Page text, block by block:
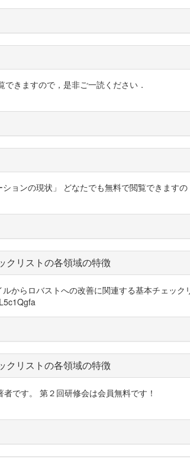
きますので，是非ご一読ください．
ョンの現状」 どなたでも無料で閲覧できますの
クリストの各領域の特徴
からロバストへの改善に関連する基本チェック
クリストの各領域の特徴
です。 第２回研修会は会員無料です！